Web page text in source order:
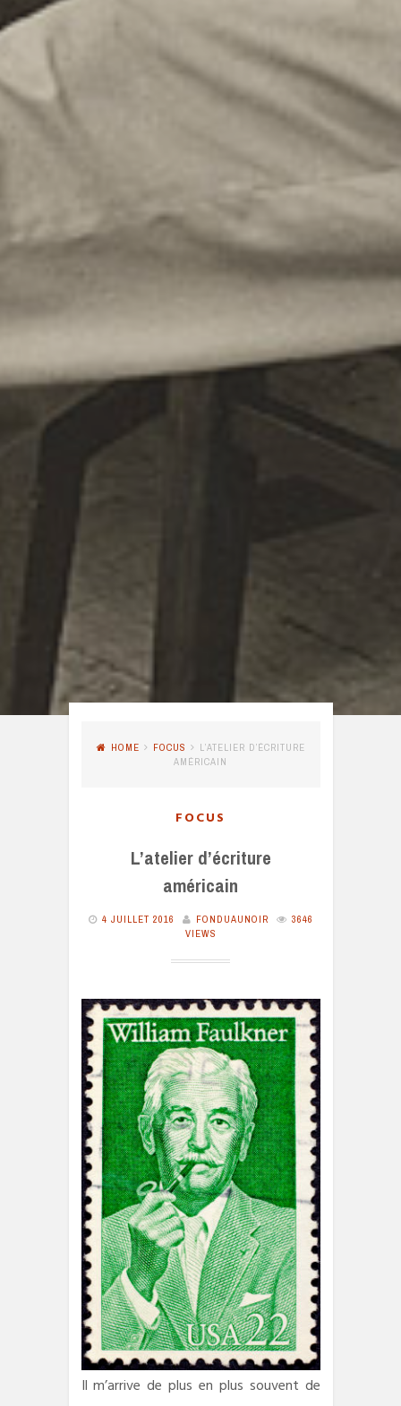
HOME FOCUS
L’ATELIER D’ÉCRITURE
AMÉRICAIN
FOCUS
L’atelier d’écriture
américain
4 JUILLET 2016 FONDUAUNOIR
3646
VIEWS
Il m’arrive de plus en plus souvent de